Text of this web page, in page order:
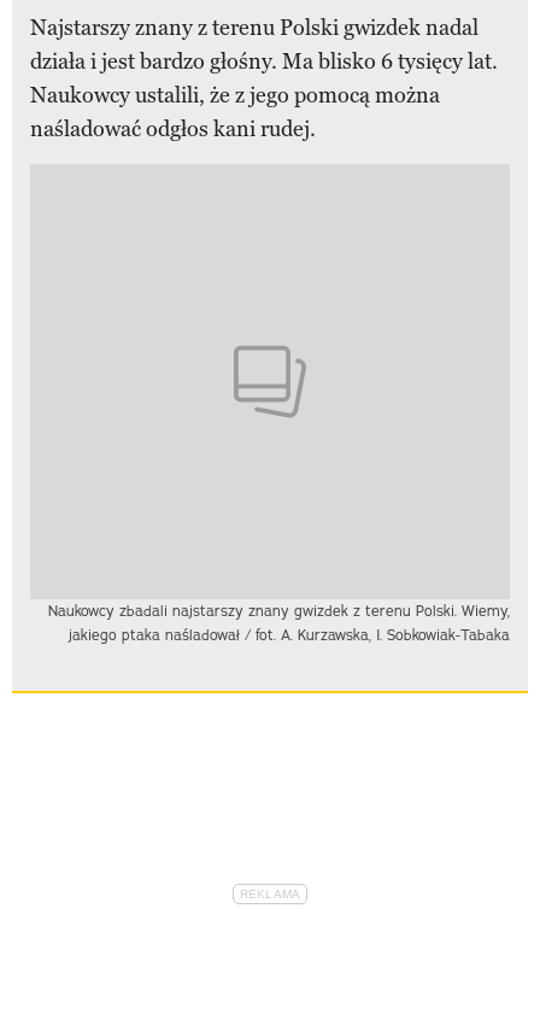
Najstarszy znany z terenu Polski gwizdek nadal
działa i jest bardzo głośny. Ma blisko 6 tysięcy lat.
Naukowcy ustalili, że z jego pomocą można
naśladować odgłos kani rudej.
Naukowcy zbadali najstarszy znany gwizdek z terenu Polski. Wiemy,
jakiego ptaka naśladował / fot. A. Kurzawska, I. Sobkowiak-Tabaka